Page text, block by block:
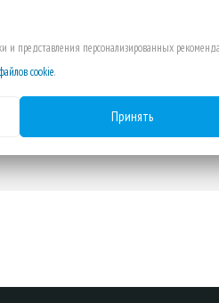
и представления персонализированных
cookie.
Принять